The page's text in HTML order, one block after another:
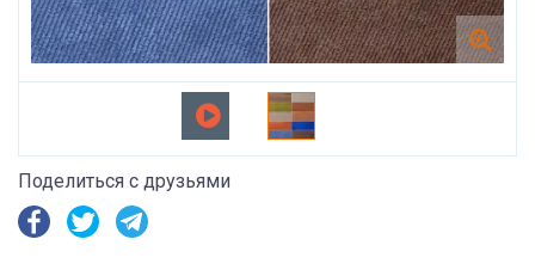
Поделиться с друзьями